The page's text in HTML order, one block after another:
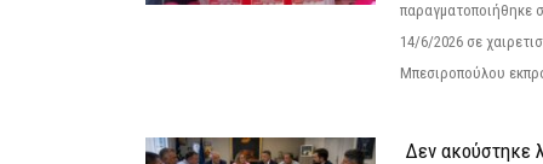
παραγματοποιήθηκε
14/6/2026 σε
Μπεσιροπούλου
Δεν ακούστηκε